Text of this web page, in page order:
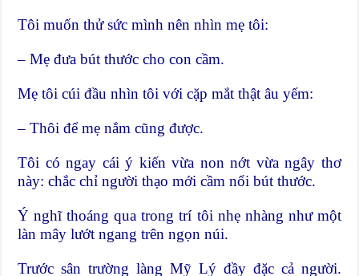
Tôi muốn thử sức mình nên nhìn mẹ tôi:
– Mẹ đưa bút thước cho con cầm.
Mẹ tôi cúi đầu nhìn tôi với cặp mắt thật âu yếm:
– Thôi để mẹ nắm cũng được.
Tôi có ngay cái ý kiến vừa non nớt vừa ngây thơ
này: chắc chỉ người thạo mới cầm nổi bút thước.
Ý nghĩ thoáng qua trong trí tôi nhẹ nhàng như một
làn mây lướt ngang trên ngọn núi.
Trước sân trường làng Mỹ Lý đầy đặc cả người.